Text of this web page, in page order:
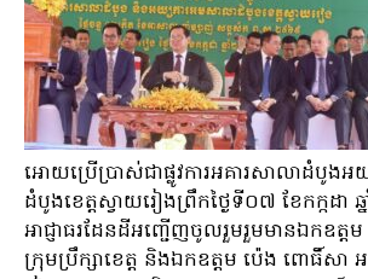
អោយប្រើប្រាស់ជាផ្លូវការអគារសាលាដំបូងអ
ដំបូងខេត្តស្វាយរៀងព្រឹកថ្ងៃទី០៧ ខែកក្កដា
អាជ្ញាធរដែនដីអញ្ជើញចូលរួមរួមមានឯកឧត្ត
ក្រុមប្រឹក្សាខេត្ត និងឯកឧត្តម ប៉េង ពោធិ៍សា